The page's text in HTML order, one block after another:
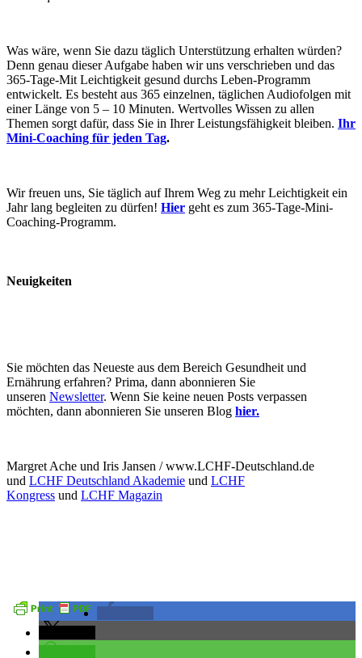
Was wäre, wenn Sie dazu täglich Unterstützung erhalten würden?
Denn genau dieser Aufgabe haben wir uns verschrieben und das
365-Tage-Mit Leichtigkeit gesund durchs Leben-Programm
entwickelt. Es besteht aus 365 einzelnen, täglichen Audiofolgen mit
einer Länge von 5 – 10 Minuten. Wertvolles Wissen zu allen
Themen sorgt dafür, dass Sie in Ihrer Leistungsfähigkeit bleiben. Ihr
Mini-Coaching für jeden Tag.
Wir freuen uns, Sie täglich auf Ihrem Weg zu mehr Leichtigkeit ein
Jahr lang begleiten zu dürfen! Hier geht es zum 365-Tage-Mini-
Coaching-Programm.
Neuigkeiten
Sie möchten das Neueste aus dem Bereich Gesundheit und
Ernährung erfahren? Prima, dann abonnieren Sie
unseren Newsletter. Wenn Sie keine neuen Posts verpassen
möchten, dann abonnieren Sie unseren Blog hier.
Margret Ache und Iris Jansen / www.LCHF-Deutschland.de
und LCHF Deutschland Akademie und LCHF
Kongress und LCHF Magazin